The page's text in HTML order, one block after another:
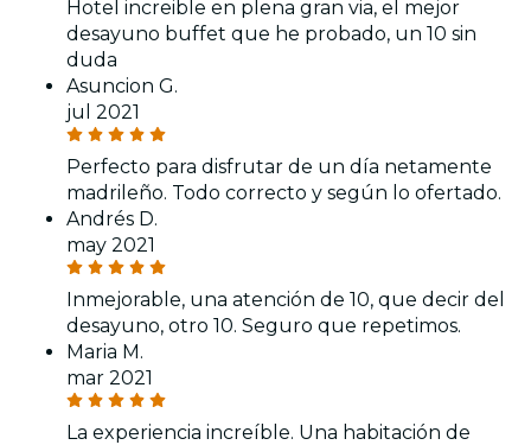
Hotel increible en plena gran via, el mejor
desayuno buffet que he probado, un 10 sin
duda
Asuncion G.
jul 2021
Perfecto para disfrutar de un día netamente
madrileño. Todo correcto y según lo ofertado.
Andrés D.
may 2021
Inmejorable, una atención de 10, que decir del
desayuno, otro 10. Seguro que repetimos.
Maria M.
mar 2021
La experiencia increíble. Una habitación de